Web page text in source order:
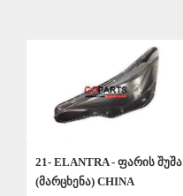
21- ELANTRA - ფარის შუშა
(მარცხენა) CHINA